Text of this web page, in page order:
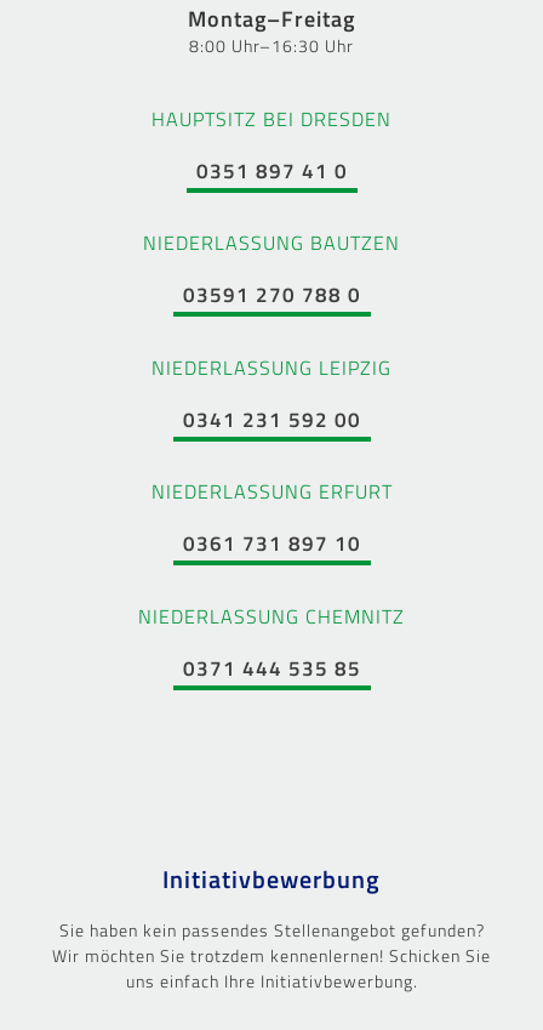
Montag–Freitag
8:00 Uhr–16:30 Uhr
HAUPTSITZ BEI DRESDEN
0351 897 41 0
NIEDERLASSUNG BAUTZEN
03591 270 788 0
NIEDERLASSUNG LEIPZIG
0341 231 592 00
NIEDERLASSUNG ERFURT
0361 731 897 10
NIEDERLASSUNG CHEMNITZ
0371 444 535 85
Initiativbewerbung
Sie haben kein passendes Stellenangebot gefunden?
Wir möchten Sie trotzdem kennenlernen! Schicken Sie
uns einfach Ihre Initiativbewerbung.